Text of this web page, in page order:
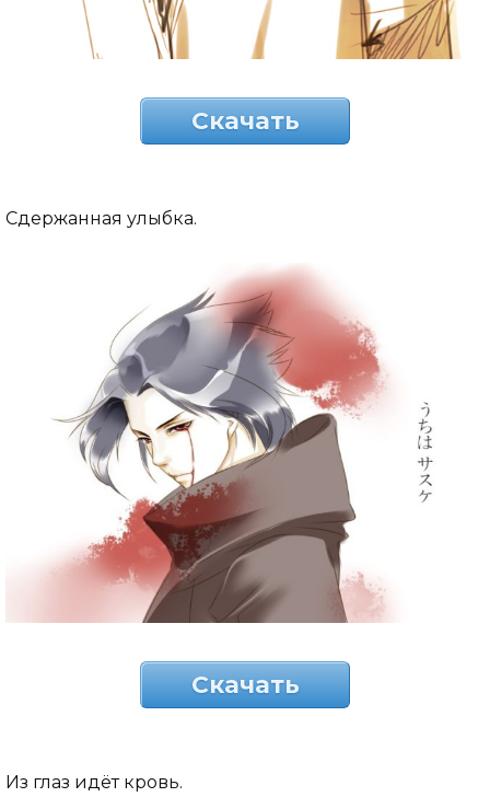
Скачать
Сдержанная улыбка.
Скачать
Из глаз идёт кровь.